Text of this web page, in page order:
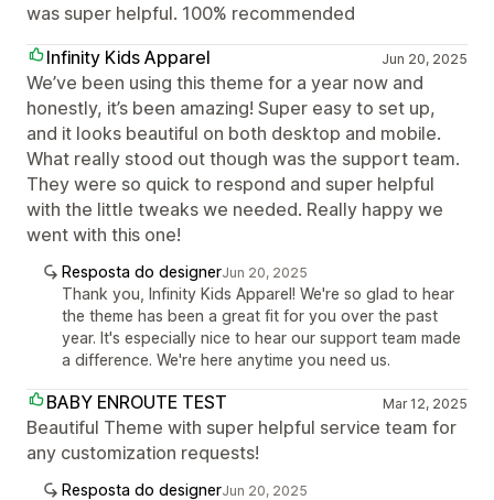
was super helpful. 100% recommended
Infinity Kids Apparel
Jun 20, 2025
We’ve been using this theme for a year now and
honestly, it’s been amazing! Super easy to set up,
and it looks beautiful on both desktop and mobile.
What really stood out though was the support team.
They were so quick to respond and super helpful
with the little tweaks we needed. Really happy we
went with this one!
Resposta do designerJun 20, 2025
Thank you, Infinity Kids Apparel! We're so glad to hear
the theme has been a great fit for you over the past
year. It's especially nice to hear our support team made
a difference. We're here anytime you need us.
BABY ENROUTE TEST Mar 12, 2025
Beautiful Theme with super helpful service team for
any customization requests!
Resposta do designerJun 20, 2025